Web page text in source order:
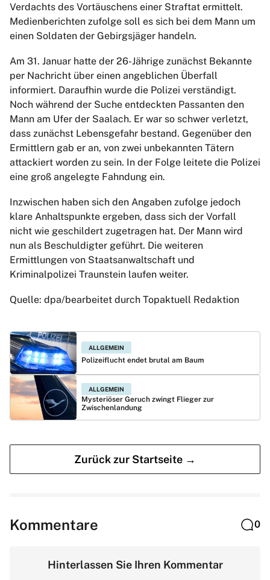
Verdachts des Vortäuschens einer Straftat ermittelt.
Medienberichten zufolge soll es sich bei dem Mann um
einen Soldaten der Gebirgsjäger handeln.
Am 31. Januar hatte der 26-Jährige zunächst Bekannte
per Nachricht über einen angeblichen Überfall
informiert. Daraufhin wurde die Polizei verständigt.
Noch während der Suche entdeckten Passanten den
Mann am Ufer der Saalach. Er war so schwer verletzt,
dass zunächst Lebensgefahr bestand. Gegenüber den
Ermittlern gab er an, von zwei unbekannten Tätern
attackiert worden zu sein. In der Folge leitete die Polizei
eine groß angelegte Fahndung ein.
Inzwischen haben sich den Angaben zufolge jedoch
klare Anhaltspunkte ergeben, dass sich der Vorfall
nicht wie geschildert zugetragen hat. Der Mann wird
nun als Beschuldigter geführt. Die weiteren
Ermittlungen von Staatsanwaltschaft und
Kriminalpolizei Traunstein laufen weiter.
Quelle: dpa/bearbeitet durch Topaktuell Redaktion
ALLGEMEIN
Polizeiflucht endet brutal am Baum
ALLGEMEIN
Mysteriöser Geruch zwingt Flieger zur
Zwischenlandung
Zurück zur Startseite →
Kommentare 0
Hinterlassen Sie Ihren Kommentar